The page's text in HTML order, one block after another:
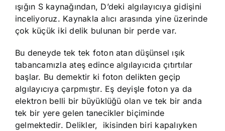
ışığın S kaynağından, D’deki algılayıcıya gidişini
inceliyoruz. Kaynakla alıcı arasında yine üzerinde
çok küçük iki delik bulunan bir perde var.
Bu deneyde tek tek foton atan düşünsel ışık
tabancamızla ateş edince algılayıcıda çıtırtılar
başlar. Bu demektir ki foton delikten geçip
algılayıcıya çarpmıştır. Eş deyişle foton ya da
elektron belli bir büyüklüğü olan ve tek bir anda
tek bir yere gelen tanecikler biçiminde
gelmektedir. Delikler, ikisinden biri kapalıyken